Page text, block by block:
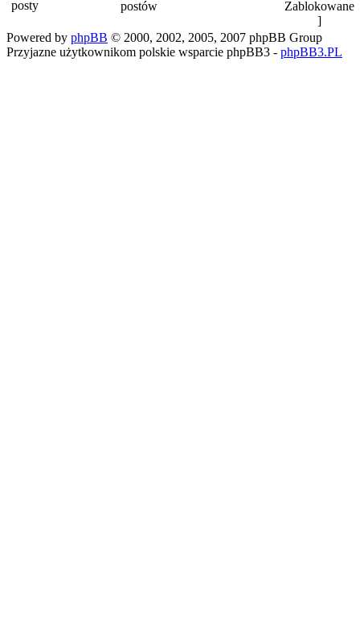
Powered by phpBB © 2000, 2002, 2005, 2007 phpBB Group
Przyjazne użytkownikom polskie wsparcie phpBB3 - phpBB3.PL